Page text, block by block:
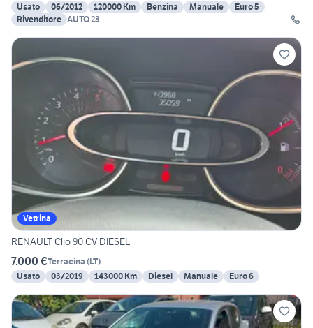
Usato
06/2012 120000 Km Benzina Manuale
Euro 5
Rivenditore AUTO 23
Vetrina
RENAULT Clio 90 CV DIESEL
7.000 €Terracina (LT)
Usato
03/2019 143000 Km Diesel Manuale Euro 6